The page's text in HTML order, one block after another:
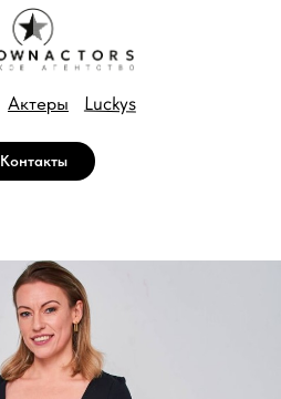
Актеры Luckys
Контакты